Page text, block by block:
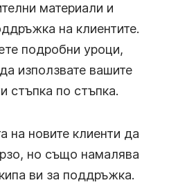
материали и
на клиентите.
подробни уроци,
използвате вашите
стъпка по стъпка.
на новите клиенти да
но също намалява
ви за поддръжка.